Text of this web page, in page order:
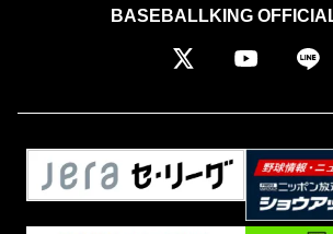
BASEBALLKING